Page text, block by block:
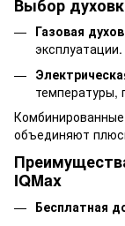
Выбор
Газовая
эксплуатации.
температуры,
объединяют
IQMax
Бесплатная